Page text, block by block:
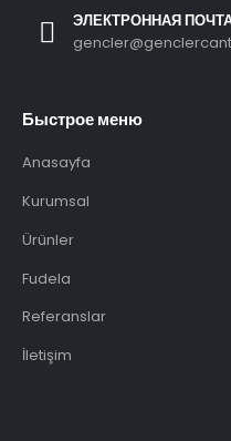
ЭЛЕКТРОННАЯ
Быстрое меню
Anasayfa
Kurumsal
Ürünler
Fudela
Referanslar
İletişim